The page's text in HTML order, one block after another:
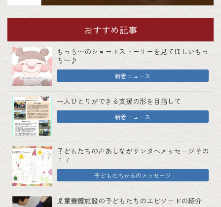
おすすめ記事
もっち〜のショートストーリーを見てほしいもっ
ち〜♪
新着ニュース
一人ひとりができる支援の形を目指して
新着ニュース
子どもたちの声あしながサンタへメッセージその
１７
子どもたちからのメッセージ
児童養護施設の子どもたちのエピソードの紹介